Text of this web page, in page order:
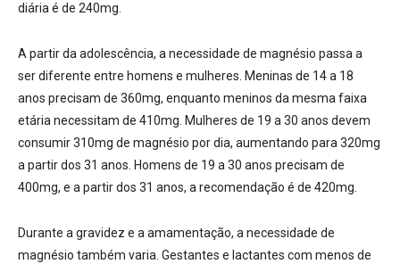
diária é de 240mg.
A partir da adolescência, a necessidade de magnésio passa a
ser diferente entre homens e mulheres. Meninas de 14 a 18
anos precisam de 360mg, enquanto meninos da mesma faixa
etária necessitam de 410mg. Mulheres de 19 a 30 anos devem
consumir 310mg de magnésio por dia, aumentando para 320mg
a partir dos 31 anos. Homens de 19 a 30 anos precisam de
400mg, e a partir dos 31 anos, a recomendação é de 420mg.
Durante a gravidez e a amamentação, a necessidade de
magnésio também varia. Gestantes e lactantes com menos de